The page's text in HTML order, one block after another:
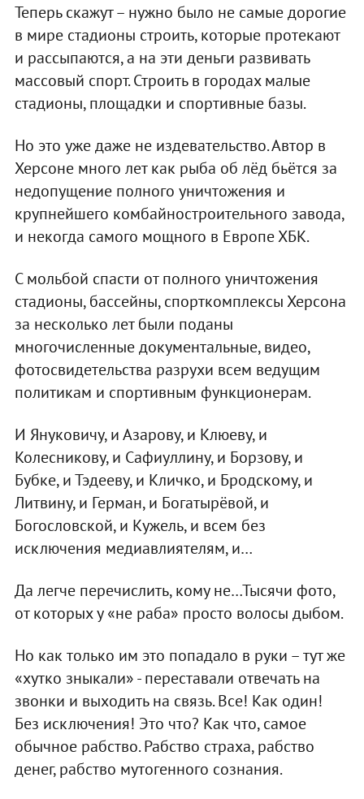
Теперь скажут – нужно было не самые дорогие
в мире стадионы строить, которые протекают
и рассыпаются, а на эти деньги развивать
массовый спорт. Строить в городах малые
стадионы, площадки и спортивные базы.
Но это уже даже не издевательство. Автор в
Херсоне много лет как рыба об лёд бьётся за
недопущение полного уничтожения и
крупнейшего комбайностроительного завода,
и некогда самого мощного в Европе ХБК.
С мольбой спасти от полного уничтожения
стадионы, бассейны, спорткомплексы Херсона
за несколько лет были поданы
многочисленные документальные, видео,
фотосвидетельства разрухи всем ведущим
политикам и спортивным функционерам.
И Януковичу, и Азарову, и Клюеву, и
Колесникову, и Сафиуллину, и Борзову, и
Бубке, и Тэдееву, и Кличко, и Бродскому, и
Литвину, и Герман, и Богатырёвой, и
Богословской, и Кужель, и всем без
исключения медиавлиятелям, и…
Да легче перечислить, кому не…Тысячи фото,
от которых у «не раба» просто волосы дыбом.
Но как только им это попадало в руки – тут же
«хутко зныкали» - переставали отвечать на
звонки и выходить на связь. Все! Как один!
Без исключения! Это что? Как что, самое
обычное рабство. Рабство страха, рабство
денег, рабство мутогенного сознания.